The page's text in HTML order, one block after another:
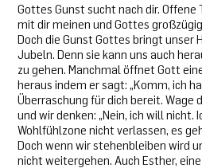
Gottes Gunst sucht nach dir. Offene
mit dir meinen und Gottes
Doch die Gunst Gottes bringt unser
Jubeln. Denn sie kann uns auch
zu gehen. Manchmal öffnet Gott
heraus indem er sagt: „Komm, ich
Überraschung für dich bereit. Wage
und wir denken: „Nein, ich will nicht.
Wohlfühlzone nicht verlassen, es
Doch wenn wir stehenbleiben wird
nicht weitergehen. Auch Esther,